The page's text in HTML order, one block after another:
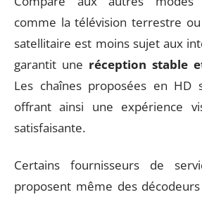
comme la télévision terrestre
satellitaire est moins sujet aux
garantit une réception stable
Les chaînes proposées en HD
offrant ainsi une expérience
satisfaisante.
Certains fournisseurs de
proposent même des